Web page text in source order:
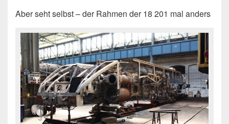
Aber seht selbst – der Rahmen der 18 201 mal anders